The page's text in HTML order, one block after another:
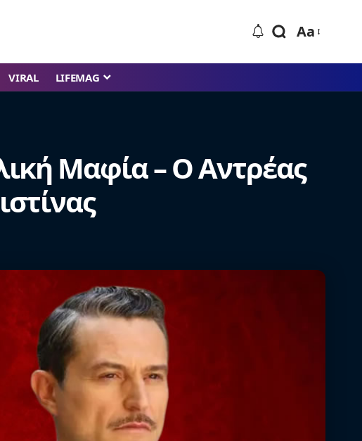
Aa
VIRAL LIFEMAG
Μαφία – Ο Αντρέας